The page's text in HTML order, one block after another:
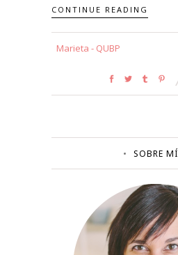
CONTINUE READING
Marieta - QUBP
SOBRE MÍ